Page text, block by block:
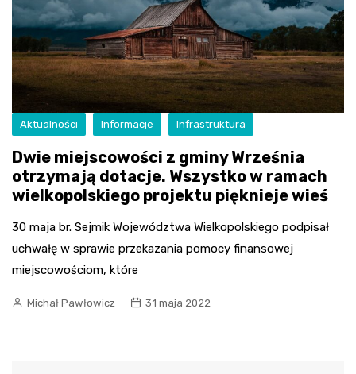
Aktualności Informacje Infrastruktura
Dwie miejscowości z gminy Września
otrzymają dotacje. Wszystko w ramach
wielkopolskiego projektu pięknieje wieś
30 maja br. Sejmik Województwa Wielkopolskiego podpisał
uchwałę w sprawie przekazania pomocy finansowej
miejscowościom, które
Michał Pawłowicz 31 maja 2022